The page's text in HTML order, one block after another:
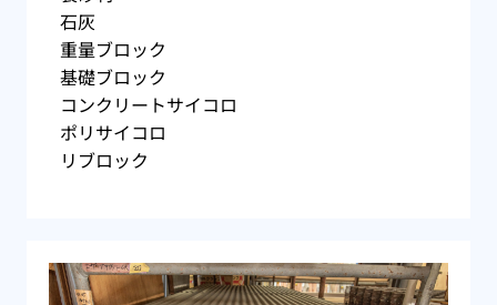
石灰
重量ブロック
基礎ブロック
コンクリートサイコロ
ポリサイコロ
リブロック